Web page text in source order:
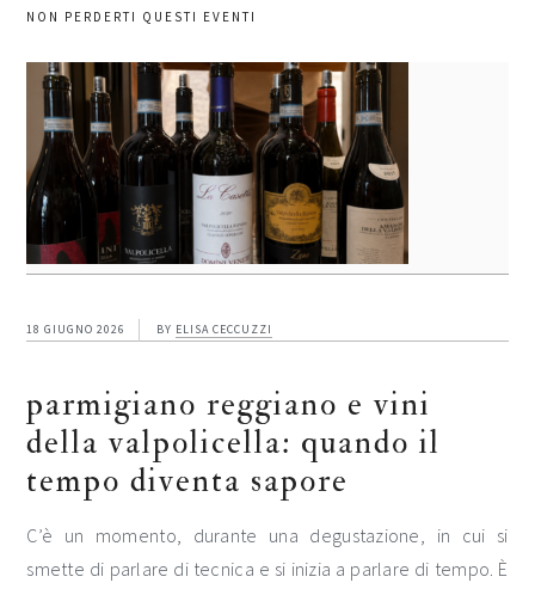
NON PERDERTI QUESTI EVENTI
18 GIUGNO 2026 BY ELISA CECCUZZI
parmigiano reggiano e vini
della valpolicella: quando il
tempo diventa sapore
C’è un momento, durante una degustazione, in cui si
smette di parlare di tecnica e si inizia a parlare di tempo. È